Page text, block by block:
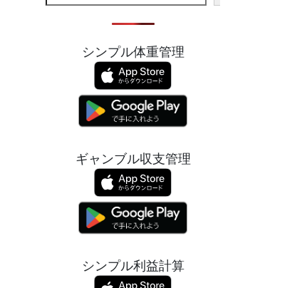
シンプル体重管理
ギャンブル収支管理
シンプル利益計算